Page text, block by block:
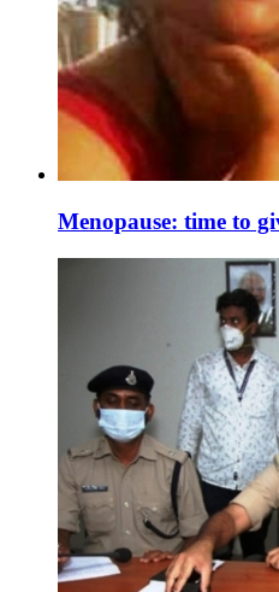
Menopause: time to